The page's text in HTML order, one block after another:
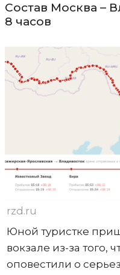
Состав Москва –
8 часов
rzd.ru
Юной туристке
вокзале из-за того,
оповестили о